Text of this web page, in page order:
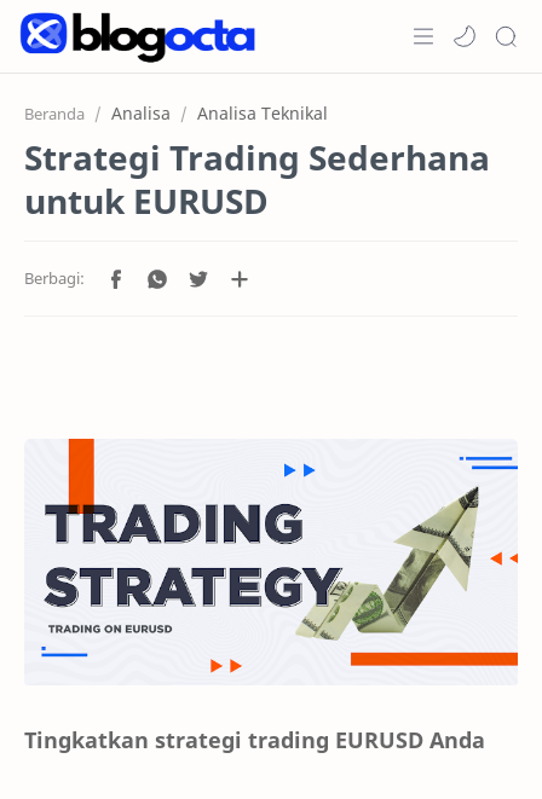
Home
Post
Promosi
Beranda Analisa Analisa Teknikal
Strategi Trading Sederhana
untuk EURUSD
Tingkatkan strategi trading EURUSD Anda